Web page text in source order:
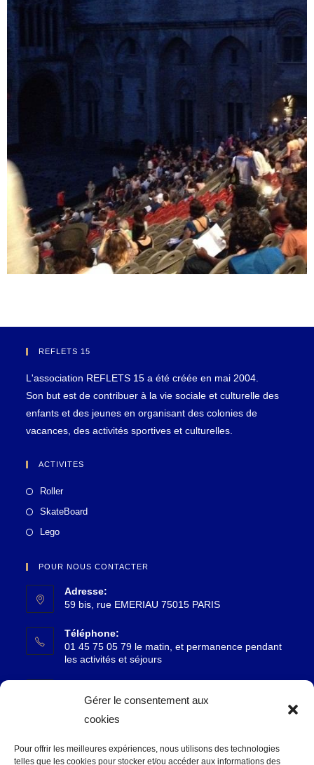
Gérer le consentement aux
cookies
Pour offrir les meilleures expériences, nous utilisons des technologies
telles que les cookies pour stocker et/ou accéder aux informations des
REFLETS 15
L'association REFLETS 15 a été créée en mai 2004.
Son but est de contribuer à la vie sociale et culturelle des
enfants et des jeunes en organisant des colonies de
vacances, des activités sportives et culturelles.
ACTIVITES
Roller
SkateBoard
Lego
POUR NOUS CONTACTER
Adresse:
59 bis, rue EMERIAU 75015 PARIS
Téléphone:
01 45 75 05 79 le matin, et permanence pendant
les activités et séjours
accueil@reflets15.fr